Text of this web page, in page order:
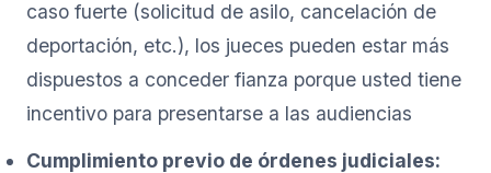
caso fuerte (solicitud de asilo, cancelación de
deportación, etc.), los jueces pueden estar más
dispuestos a conceder fianza porque usted tiene
incentivo para presentarse a las audiencias
Cumplimiento previo de órdenes judiciales: